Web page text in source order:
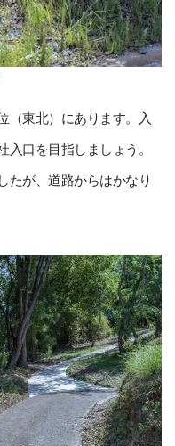
（東北）にあります。入
入口を目指しましょう。
たが、道路からはかなり